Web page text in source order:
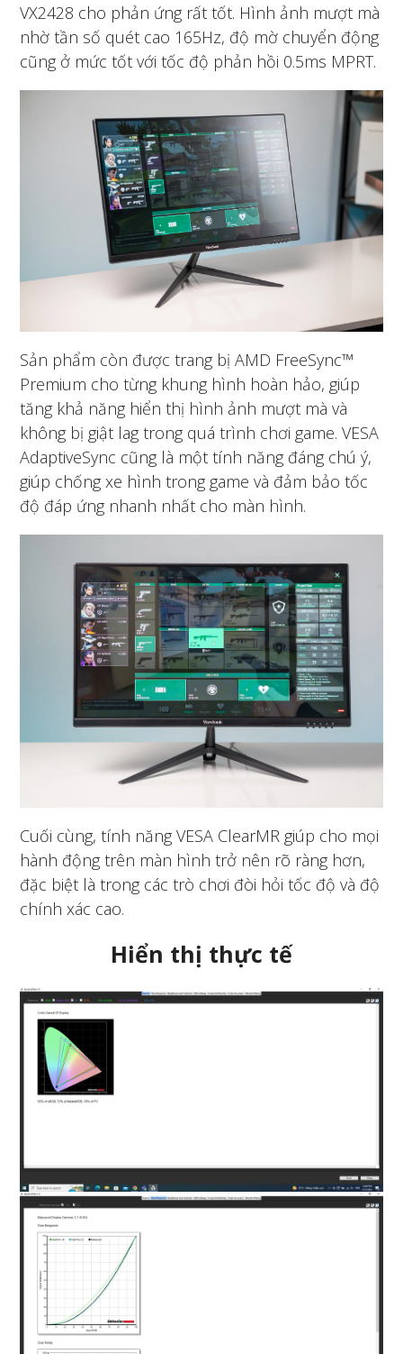
VX2428 cho phản ứng rất tốt. Hình ảnh mượt mà
nhờ tần số quét cao 165Hz, độ mờ chuyển động
cũng ở mức tốt với tốc độ phản hồi 0.5ms MPRT.
Sản phẩm còn được trang bị AMD FreeSync™
Premium cho từng khung hình hoàn hảo, giúp
tăng khả năng hiển thị hình ảnh mượt mà và
không bị giật lag trong quá trình chơi game. VESA
AdaptiveSync cũng là một tính năng đáng chú ý,
giúp chống xe hình trong game và đảm bảo tốc
độ đáp ứng nhanh nhất cho màn hình.
Cuối cùng, tính năng VESA ClearMR giúp cho mọi
hành động trên màn hình trở nên rõ ràng hơn,
đặc biệt là trong các trò chơi đòi hỏi tốc độ và độ
chính xác cao.
Hiển thị thực tế